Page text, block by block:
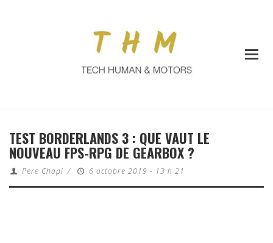
TEST BORDERLANDS 3 : QUE VAUT LE
NOUVEAU FPS-RPG DE GEARBOX ?
Pere Chapi / 6 octobre 2019 - 13 h 21